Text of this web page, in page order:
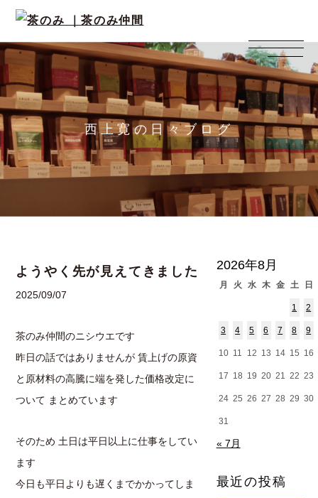
西上寛の日々ブログ
ようやく先が見えてきました
2025/09/07
茶のみ仲間のニシウエです
昨日の話ではありませんが 賃上げの原資
と原材料の高騰に端を発した価格改定に
ついて まとめています
そのため 土日は平日以上に仕事をしてい
ます
今日も平日よりも遅くまでかかってしま
2026年8月
月 火 水 木 金 土 日
1 2
3 4 5 6 7 8 9
10 11 12 13 14 15 16
17 18 19 20 21 22 23
24 25 26 27 28 29 30
31
« 7月
最近の投稿